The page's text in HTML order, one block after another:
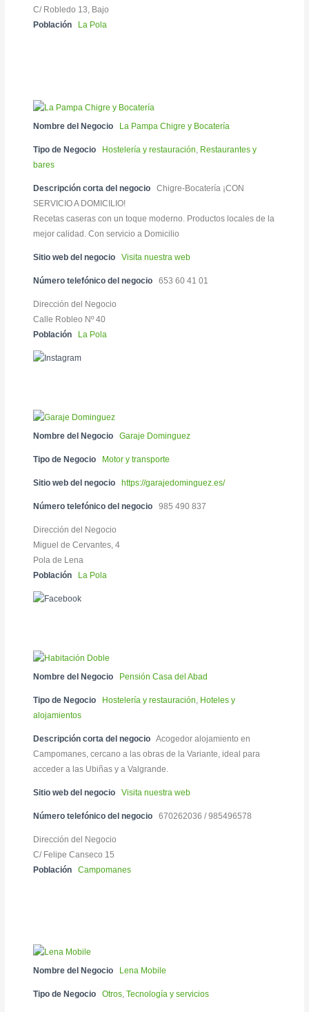
C/ Robledo 13, Bajo
Población
La Pola
Nombre del Negocio La Pampa Chigre y Bocatería
Tipo de Negocio Hostelería y restauración, Restaurantes y
bares
Descripción corta del negocio
Chigre-Bocatería ¡CON
SERVICIO A DOMICILIO!
Recetas caseras con un toque moderno. Productos locales de la
mejor calidad. Con servicio a Domicilio
Sitio web del negocio Visita nuestra web
Número telefónico del negocio 653 60 41 01
Dirección del Negocio
Calle Robleo Nº 40
Población
La Pola
Nombre del Negocio Garaje Dominguez
Tipo de Negocio Motor y transporte
Sitio web del negocio https://garajedominguez.es/
Número telefónico del negocio 985 490 837
Dirección del Negocio
Miguel de Cervantes, 4
Pola de Lena
Población
La Pola
Nombre del Negocio Pensión Casa del Abad
Tipo de Negocio Hostelería y restauración Hoteles y
alojamientos
Descripción corta del negocio Acogedor alojamiento en
Campomanes, cercano a las obras de la Variante, ideal para
acceder a las Ubiñas y a Valgrande.
Sitio web del negocio Visita nuestra web
Número telefónico del negocio 670262036 / 985496578
Dirección del Negocio
C/ Felipe Canseco 15
Población
Campomanes
Nombre del Negocio Lena Mobile
Tipo de Negocio Otros,Tecnología y servicios